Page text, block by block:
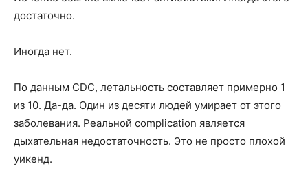
достаточно.
Иногда нет.
По данным CDC, летальность составляет примерно 1
из 10. Да-да. Один из десяти людей умирает от этого
заболевания. Реальной complication является
дыхательная недостаточность. Это не просто плохой
уикенд.